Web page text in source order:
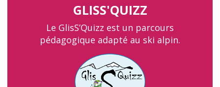
GLISS'QUIZZ
Le GlisS’Quizz est un parcours
pédagogique adapté au ski alpin.